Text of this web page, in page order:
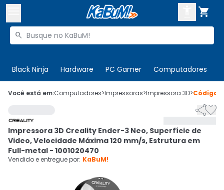

Buscar produtos

Black Ninja Hardware PC Gamer Computadores
 Olá. Acesse sua conta
Cupons
Mais Vendidos
Ativar tradutor em libras
CADASTRE-SE
Você está em:Computadores>Impressoras>Impressora 3D>Código

Impressora 3D Creality Ender-3 Neo, Superfície de
Video, Velocidade Máxima 120 mm/s, Estrutura em
Full-metal - 1001020470
Vendido e entregue por: KaBuM!